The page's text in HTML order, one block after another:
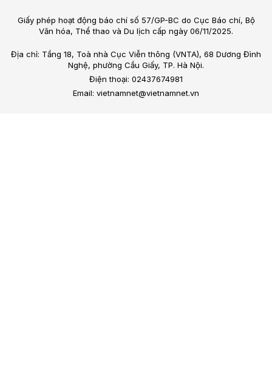
Giấy phép hoạt động báo chí số 57/GP-BC do Cục Báo chí, Bộ
Văn hóa, Thể thao và Du lịch cấp ngày 06/11/2025.
Địa chỉ: Tầng 18, Toà nhà Cục Viễn thông (VNTA), 68 Dương Đình
Nghệ, phường Cầu Giấy, TP. Hà Nội.
Điện thoại: 02437674981
Email: vietnamnet@vietnamnet.vn